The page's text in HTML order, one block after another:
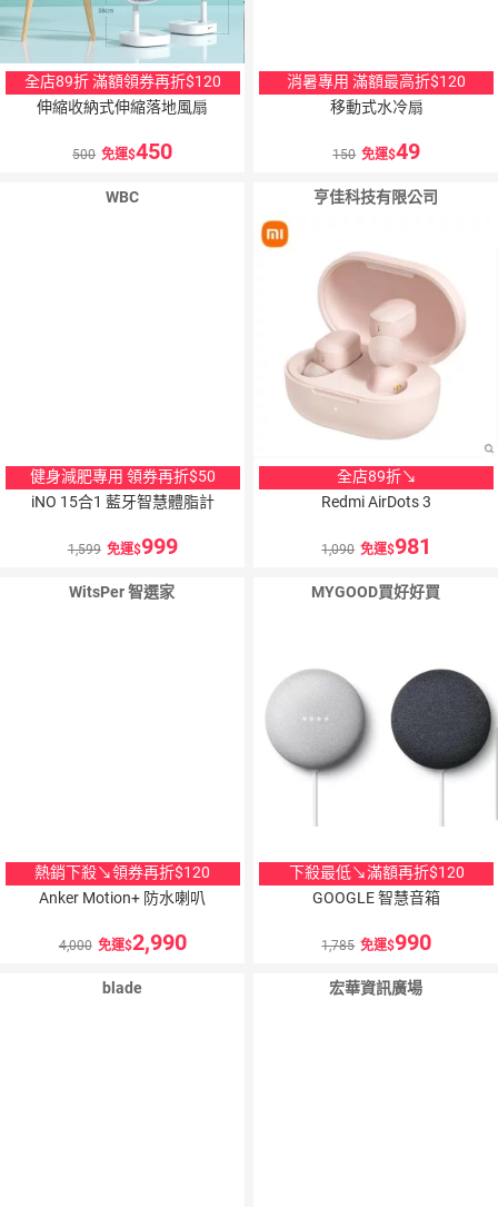
全店89折 滿額領券再折$120
伸縮收納式伸縮落地風扇
500 免運 450
消暑專用 滿額最高折$120
移動式水冷扇
150 免運 49
WBC
健身減肥專用 領券再折$50
iNO 15合1 藍牙智慧體脂計
1,599 免運 999
亨佳科技有限公司
全店89折↘
Redmi AirDots 3
1,090 免運 981
WitsPer 智選家
熱銷下殺↘領券再折$120
Anker Motion+ 防水喇叭
4,000 免運 2,990
MYGOOD買好好買
下殺最低↘滿額再折$120
GOOGLE 智慧音箱
1,785 免運 990
blade 宏華資訊廣場